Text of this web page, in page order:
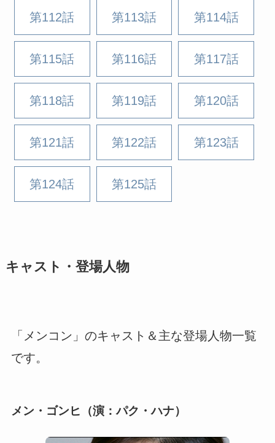
第112話 第113話 第114話
第115話 第116話 第117話
第118話 第119話 第120話
第121話 第122話 第123話
第124話 第125話
キャスト・登場人物
「メンコン」のキャスト＆主な登場人物一覧
です。
メン・ゴンヒ（演：パク・ハナ）